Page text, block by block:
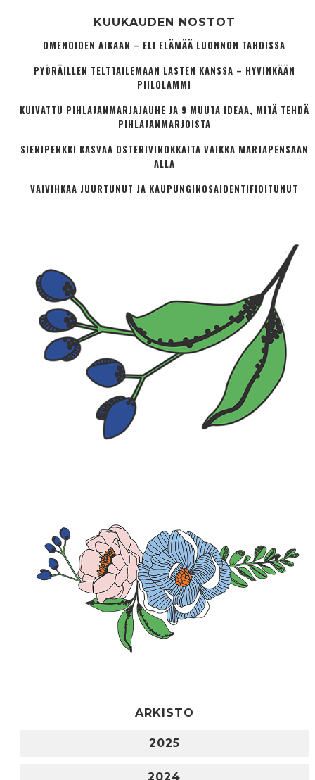
KUUKAUDEN NOSTOT
OMENOIDEN AIKAAN – ELI ELÄMÄÄ LUONNON TAHDISSA
PYÖRÄILLEN TELTTAILEMAAN LASTEN KANSSA – HYVINKÄÄN
PIILOLAMMI
KUIVATTU PIHLAJANMARJAJAUHE JA 9 MUUTA IDEAA, MITÄ TEHDÄ
PIHLAJANMARJOISTA
SIENIPENKKI KASVAA OSTERIVINOKKAITA VAIKKA MARJAPENSAAN
ALLA
VAIVIHKAA JUURTUNUT JA KAUPUNGINOSA­IDENTIFIOITUNUT
ARKISTO
2025
2024